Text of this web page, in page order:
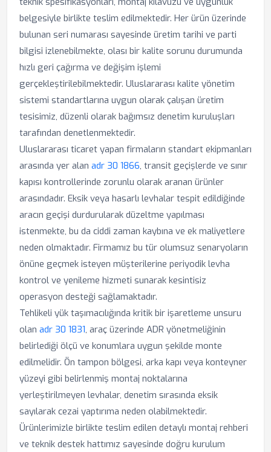
belgesiyle birlikte teslim edilmektedir. Her ürün üzerinde
bulunan seri numarası sayesinde üretim tarihi ve parti
bilgisi izlenebilmekte, olası bir kalite sorunu durumunda
hızlı geri çağırma ve değişim işlemi
gerçekleştirilebilmektedir. Uluslararası kalite yönetim
sistemi standartlarına uygun olarak çalışan üretim
tesisimiz, düzenli olarak bağımsız denetim kuruluşları
tarafından denetlenmektedir.
Uluslararası ticaret yapan firmaların standart ekipmanları
arasında yer alan adr 30 1866, transit geçişlerde ve sınır
kapısı kontrollerinde zorunlu olarak aranan ürünler
arasındadır. Eksik veya hasarlı levhalar tespit edildiğinde
aracın geçişi durdurularak düzeltme yapılması
istenmekte, bu da ciddi zaman kaybına ve ek maliyetlere
neden olmaktadır. Firmamız bu tür olumsuz senaryoların
önüne geçmek isteyen müşterilerine periyodik levha
kontrol ve yenileme hizmeti sunarak kesintisiz
operasyon desteği sağlamaktadır.
Tehlikeli yük taşımacılığında kritik bir işaretleme unsuru
olan adr 30 1831, araç üzerinde ADR yönetmeliğinin
belirlediği ölçü ve konumlara uygun şekilde monte
edilmelidir. Ön tampon bölgesi, arka kapı veya konteyner
yüzeyi gibi belirlenmiş montaj noktalarına
yerleştirilmeyen levhalar, denetim sırasında eksik
sayılarak cezai yaptırıma neden olabilmektedir.
Ürünlerimizle birlikte teslim edilen detaylı montaj rehberi
ve teknik destek hattımız sayesinde doğru kurulum